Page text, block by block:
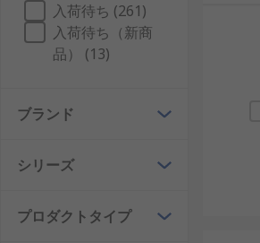
入荷待ち (261)
入荷待ち（新商
品） (13)
ブランド
シリーズ
プロダクトタイプ